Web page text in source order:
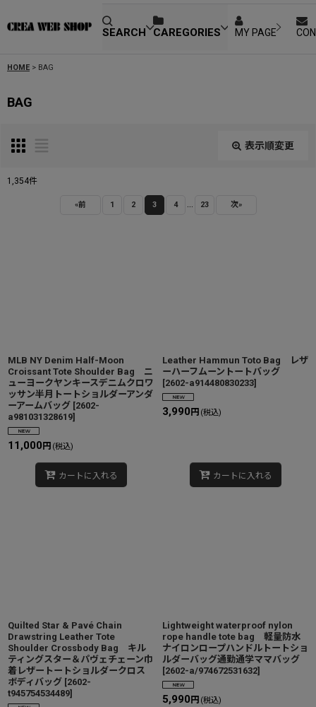
SEARCH CAREGORIES MY PAGE
HOME > BAG
BAG
表示順変更
サブカテゴリ:
1,354件
«前 1 2 3 4 23 次»
MLB NY Denim Half-Moon
Croissant Tote Shoulder Bag ニ
ューヨークヤンキースデニムクロワ
ッサン半月トートショルダーアンダ
ーアームバッグ [2602-
a981031328619]
11,000 円 (税込)
カートに入れる
Leather Hammun Toto Bag レザ
ーハーフムーントートバッグ
[2602-a914480830233]
3,990 円 (税込)
カートに入れる
Quilted Star & Pavé Chain
Drawstring Leather Tote
Shoulder Crossbody Bag キル
ティングスター＆パヴェチェーン巾
着レザートートショルダークロス
ボディバッグ [2602-
t945754534489]
Lightweight waterproof nylon
rope handle tote bag 軽量防水
ナイロンロープハンドルトートショ
ルダーバッグ通勤通学ママバッグ
[2602-a/974672531632]
5,990 円 (税込)